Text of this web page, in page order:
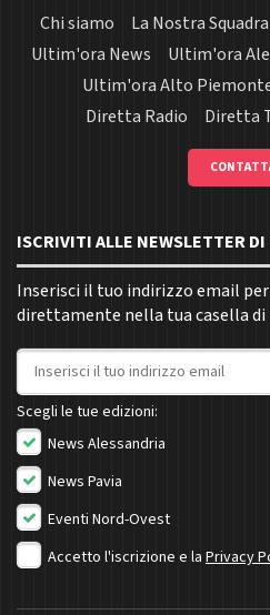
Chi siamo La Nostra Squadra
Ultim'ora News
Ultim'ora
Ultim'ora Alto
Diretta Radio
Diretta
ISCRIVITI ALLE NEWSLETTER DI
Inserisci il tuo indirizzo email
direttamente nella tua casella
Indirizzo email
Scegli le tue edizioni:
News Alessandria
News Pavia
Eventi Nord-Ovest
Accetto l'iscrizione e la Privacy